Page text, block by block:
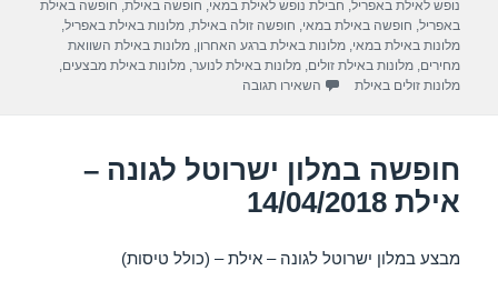
b
o
o
A
p
p
a
m
נופש לאילת באפריל, חבילת נופש לאילת במאי, חופשה באילת, חופשה באילת
באפריל, חופשה באילת במאי, חופשה זולה באילת,מלונות באילת באפריל,
מלונות באילת במאי,מלונות באילת ברגע האחרון,מלונות באילת השוואת
מחירים,מלונות באילת זולים,מלונות באילת לנוער,מלונות באילת מבצעים,
מלונות זולים באילת
השאירו תגובה
חופשה במלון ישרוטל לגונה –
אילת 14/04/2018
מבצע במלון ישרוטל לגונה – אילת – (כולל טיסות)